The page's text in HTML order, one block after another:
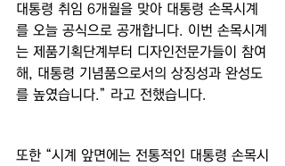
대통령 취임 6개월을 맞아 대통령 손목시계
를 오늘 공식으로 공개합니다. 이번 손목시계
는 제품기획단계부터 디자인전문가들이 참여
해, 대통령 기념품으로서의 상징성과 완성도
를 높였습니다.” 라고 전했습니다.
또한 “시계 앞면에는 전통적인 대통령 손목시